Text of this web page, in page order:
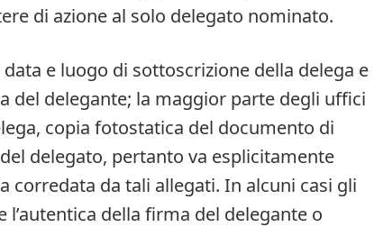
di azione al solo delegato nominato.
e luogo di sottoscrizione della delega e
del delegante; la maggior parte degli uffici
copia fotostatica del documento di
delegato, pertanto va esplicitamente
corredata da tali allegati. In alcuni casi gli
della firma del delegante o